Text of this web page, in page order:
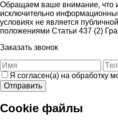
Обращаем ваше внимание, что
исключительно
условиях не является
положениями Статьи 437 (2)
Заказать звонок
Я согласен(а) на обработку
Отправить
Cookie файлы